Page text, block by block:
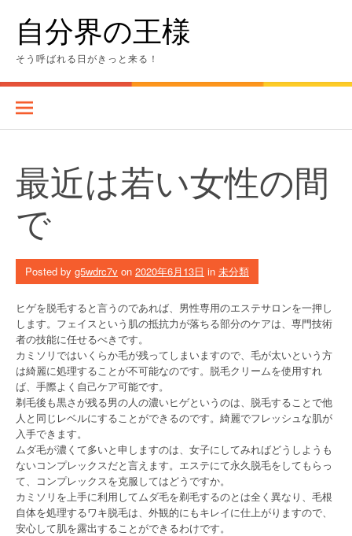
content自分界の王様
そう呼ばれる日がきっと来る！
最近は若い女性の間
で
Posted by g5wdrc7v on 2020年6月13日 in 未分類
ヒゲを脱毛すると言うのであれば、男性専用のエステサロンを一押し
します。フェイスという肌の抵抗力が落ちる部分のケアは、専門技術
者の技能に任せるべきです。
カミソリではいくらか毛が残ってしまいますので、毛が太いという方
は綺麗に処理することが不可能なのです。脱毛クリームを使用すれ
ば、手際よく自己ケア可能です。
剃毛後も黒さが残る男の人の濃いヒゲというのは、脱毛することで他
人と同じレベルにすることができるのです。綺麗でフレッシュな肌が
入手できます。
ムダ毛が濃くて多いと申しますのは、女子にしてみればどうしようも
ないコンプレックスだと言えます。エステにて永久脱毛をしてもらっ
て、コンプレックスを克服してはどうですか。
カミソリを上手に利用してムダ毛を剃毛するのとは全く異なり、毛根
自体を処理するワキ脱毛は、外観的にもキレイに仕上がりますので、
安心して肌を露出することができるわけです。